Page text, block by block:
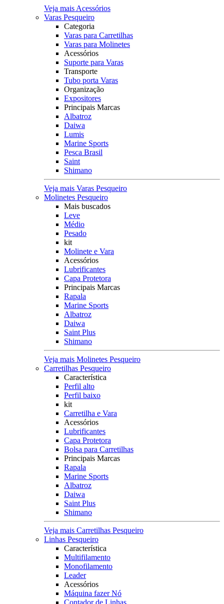
Veja mais Acessórios
Varas Pesqueiro
Categoria
Varas para Carretilhas
Varas para Molinetes
Acessórios
Suporte para Varas
Transporte
Tubo porta Varas
Organização
Expositores
Principais Marcas
Albatroz
Daiwa
Lumis
Marine Sports
Pesca Brasil
Saint
Shimano
Veja mais Varas Pesqueiro
Molinetes Pesqueiro
Mais buscados
Leve
Médio
Pesado
kit
Molinete e Vara
Acessórios
Lubrificantes
Capa Protetora
Principais Marcas
Rapala
Marine Sports
Albatroz
Daiwa
Saint Plus
Shimano
Veja mais Molinetes Pesqueiro
Carretilhas Pesqueiro
Característica
Perfil alto
Perfil baixo
kit
Carretilha e Vara
Acessórios
Lubrificantes
Capa Protetora
Bolsa para Carretilhas
Principais Marcas
Rapala
Marine Sports
Albatroz
Daiwa
Saint Plus
Shimano
Veja mais Carretilhas Pesqueiro
Linhas Pesqueiro
Característica
Multifilamento
Monofilamento
Leader
Acessórios
Máquina fazer Nó
Contador de Linhas